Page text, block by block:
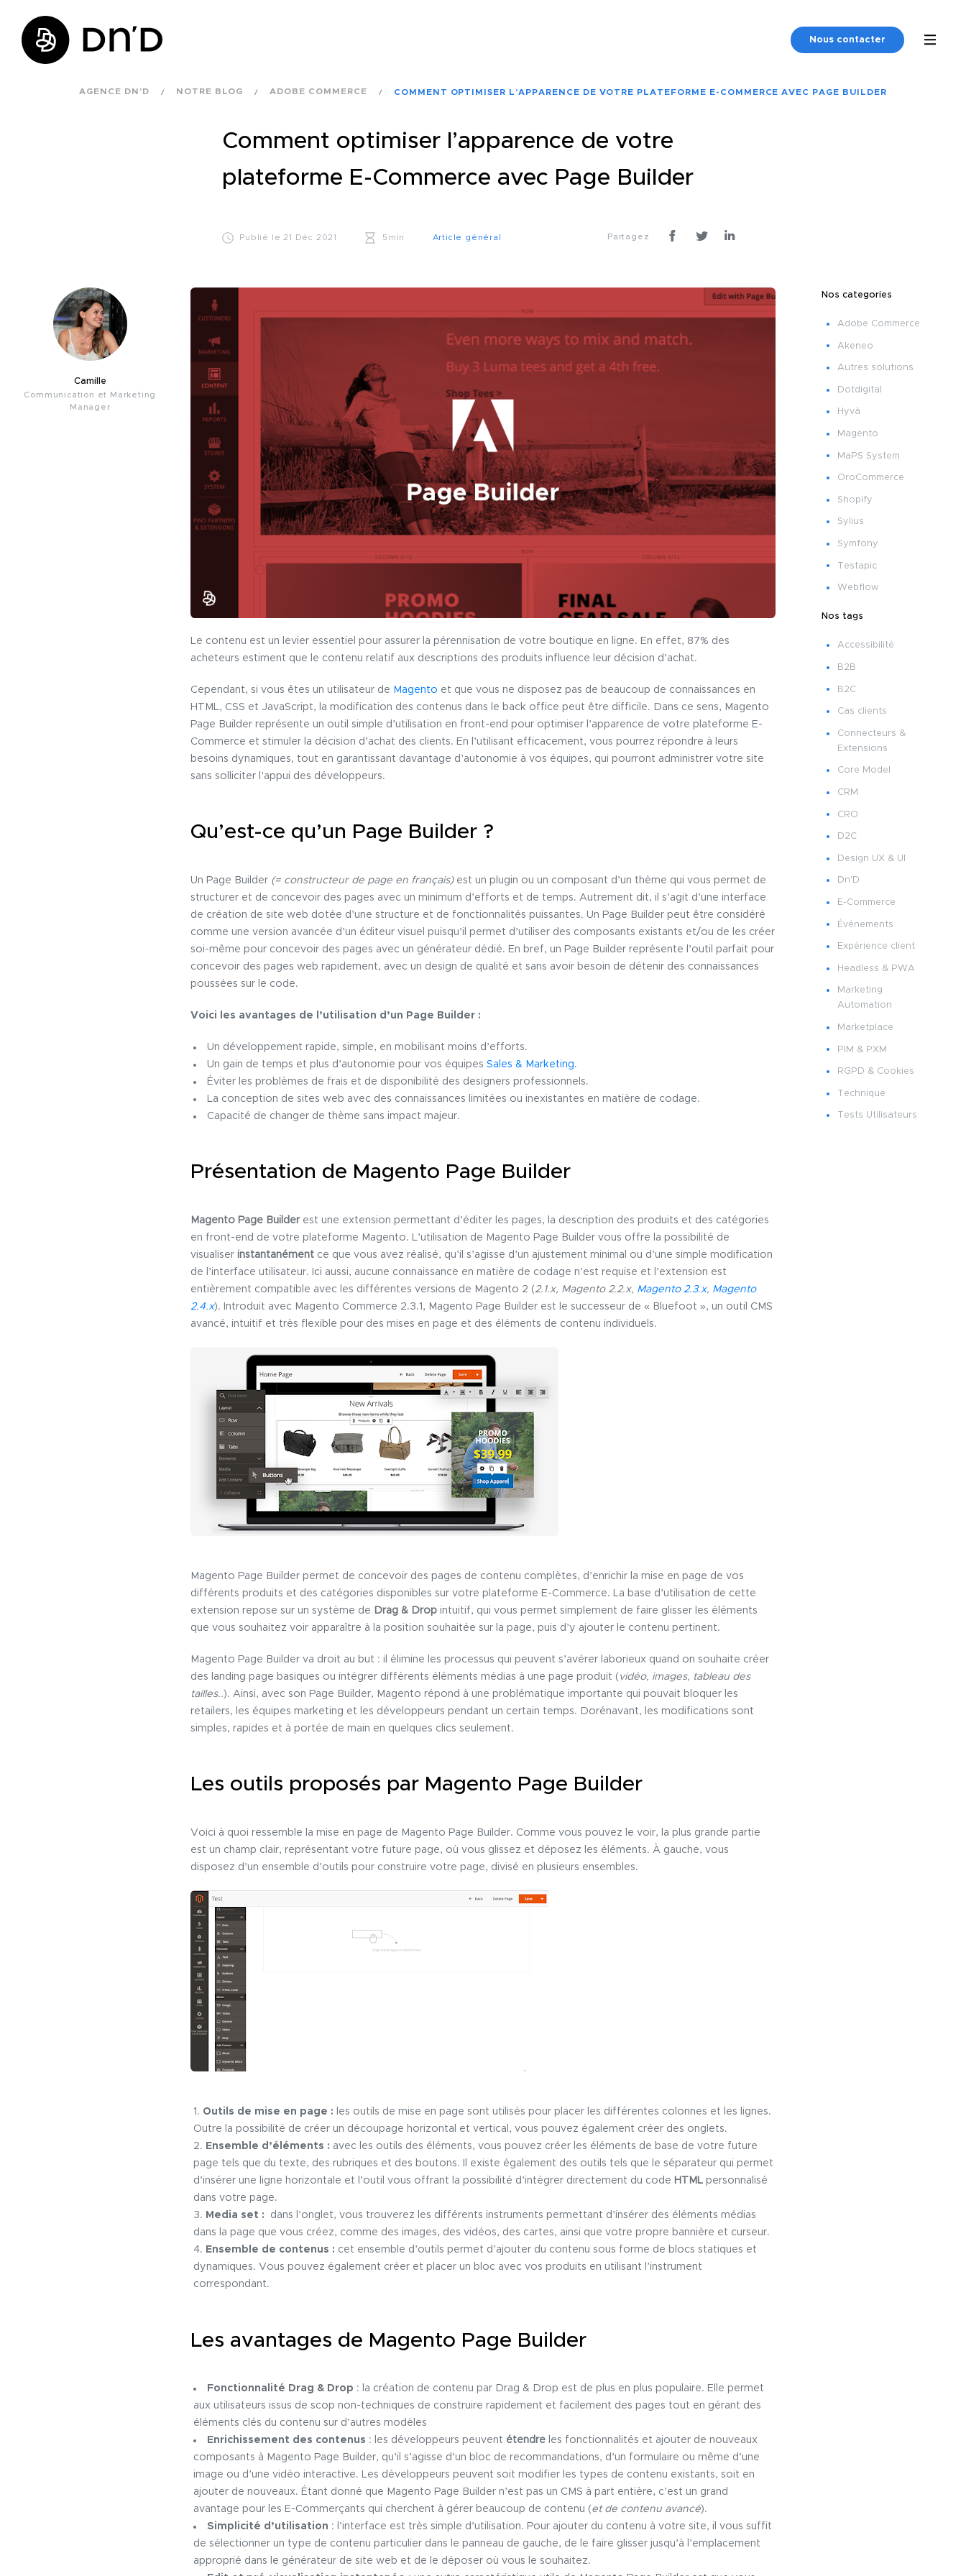
Nous contacter
AGENCE DN'D NOTRE BLOG ADOBE COMMERCE COMMENT OPTIMISER L’APPARENCE DE VOTRE PLATEFORME E-COMMERCE AVEC PAGE BUILDER
Comment optimiser l’apparence de votre
plateforme E-Commerce avec Page Builder
Publié le 21 Déc 2021 5min Article général Partagez
Camille
Communication et Marketing
Manager
Le contenu est un levier essentiel pour assurer la pérennisation de votre boutique en ligne. En effet, 87% des
acheteurs estiment que le contenu relatif aux descriptions des produits influence leur décision d’achat.
Cependant, si vous êtes un utilisateur de Magento et que vous ne disposez pas de beaucoup de connaissances en
HTML, CSS et JavaScript, la modification des contenus dans le back office peut être difficile. Dans ce sens, Magento
Page Builder représente un outil simple d’utilisation en front-end pour optimiser l’apparence de votre plateforme E-
Commerce et stimuler la décision d’achat des clients. En l’utilisant efficacement, vous pourrez répondre à leurs
besoins dynamiques, tout en garantissant davantage d’autonomie à vos équipes, qui pourront administrer votre site
sans solliciter l’appui des développeurs.
Qu’est-ce qu’un Page Builder ?
Un Page Builder(= constructeur de page en français)est un plugin ou un composant d’un thème qui vous permet de
structurer et de concevoir des pages avec un minimum d’efforts et de temps. Autrement dit, il s’agit d’une interface
de création de site web dotée d’une structure et de fonctionnalités puissantes. Un Page Builder peut être considéré
comme une version avancée d’un éditeur visuel puisqu’il permet d’utiliser des composants existants et/ou de les créer
soi-même pour concevoir des pages avec un générateur dédié. En bref, un Page Builder représente l’outil parfait pour
concevoir des pages web rapidement, avec un design de qualité et sans avoir besoin de détenir des connaissances
poussées sur le code.
Voici les avantages de l’utilisation d’un Page Builder :
Un développement rapide, simple, en mobilisant moins d’efforts.
Un gain de temps et plus d’autonomie pour vos équipesSales & Marketing.
Éviter les problèmes de frais et de disponibilité des designers professionnels.
La conception de sites web avec des connaissances limitées ou inexistantes en matière de codage.
Capacité de changer de thème sans impact majeur.
Présentation de Magento Page Builder
Magento Page Builderest une extension permettant d’éditer les pages, la description des produits et des catégories
en front-end de votre plateforme Magento. L’utilisation de Magento Page Builder vous offre la possibilité de
visualiser instantanémentce que vous avez réalisé, qu’il s’agisse d’un ajustement minimal ou d’une simple modification
de l’interface utilisateur. Ici aussi, aucune connaissance en matière de codage n’est requise et l’extension est
entièrement compatible avec les différentes versions de Magento 2 (2.1.x, Magento 2.2.x, Magento 2.3.x, Magento
2.4.x). Introduit avec Magento Commerce 2.3.1, Magento Page Builder est le successeur de « Bluefoot », un outil CMS
avancé, intuitif et très flexible pour des mises en page et des éléments de contenu individuels.
Magento Page Builder permet de concevoir des pages de contenu complètes, d’enrichir la mise en page de vos
différents produits et des catégories disponibles sur votre plateforme E-Commerce. La base d’utilisation de cette
extension repose sur un système de Drag & Dropintuitif, qui vous permet simplement de faire glisser les éléments
que vous souhaitez voir apparaître à la position souhaitée sur la page, puis d’y ajouter le contenu pertinent.
Magento Page Builder va droit au but : il élimine les processus qui peuvent s’avérer laborieux quand on souhaite créer
des landing page basiques ou intégrer différents éléments médias à une page produit ( vidéo, images, tableau des
tailles..). Ainsi, avec son Page Builder, Magento répond à une problématique importante qui pouvait bloquer les
retailers, les équipes marketing et les développeurs pendant un certain temps. Dorénavant, les modifications sont
simples, rapides et à portée de main en quelques clics seulement.
Les outils proposés par Magento Page Builder
Voici à quoi ressemble la mise en page de Magento Page Builder. Comme vous pouvez le voir, la plus grande partie
est un champ clair, représentant votre future page, où vous glissez et déposez les éléments. À gauche, vous
disposez d’un ensemble d’outils pour construire votre page, divisé en plusieurs ensembles.
Outils de mise en page : les outils de mise en page sont utilisés pour placer les différentes colonnes et les lignes.
Outre la possibilité de créer un découpage horizontal et vertical, vous pouvez également créer des onglets.
Ensemble d’éléments : avec les outils des éléments, vous pouvez créer les éléments de base de votre future
page tels que du texte, des rubriques et des boutons. Il existe également des outils tels que le séparateur qui permet
d’insérer une ligne horizontale et l’outil vous offrant la possibilité d’intégrer directement du code HTMLpersonnalisé
dans votre page.
Media set : dans l’onglet, vous trouverez les différents instruments permettant d’insérer des éléments médias
dans la page que vous créez, comme des images, des vidéos, des cartes, ainsi que votre propre bannière et curseur.
Ensemble de contenus : cet ensemble d’outils permet d’ajouter du contenu sous forme de blocs statiques et
dynamiques. Vous pouvez également créer et placer un bloc avec vos produits en utilisant l’instrument
correspondant.
Les avantages de Magento Page Builder
Fonctionnalité Drag & Drop : la création de contenu par Drag & Drop est de plus en plus populaire. Elle permet
aux utilisateurs issus de scop non-techniques de construire rapidement et facilement des pages tout en gérant des
éléments clés du contenu sur d’autres modèles
Enrichissement des contenus : les développeurs peuvent étendre les fonctionnalités et ajouter de nouveaux
composants à Magento Page Builder, qu’il s’agisse d’un bloc de recommandations, d’un formulaire ou même d’une
image ou d’une vidéo interactive. Les développeurs peuvent soit modifier les types de contenu existants, soit en
ajouter de nouveaux. Étant donné que Magento Page Builder n’est pas un CMS à part entière, c’est un grand
avantage pour les E-Commerçants qui cherchent à gérer beaucoup de contenu (et de contenu avancé).
Simplicité d’utilisation : l’interface est très simple d’utilisation. Pour ajouter du contenu à votre site, il vous suffit
de sélectionner un type de contenu particulier dans le panneau de gauche, de le faire glisser jusqu’à l’emplacement
approprié dans le générateur de site web et de le déposer où vous le souhaitez.
Nos categories
Adobe Commerce
Akeneo
Autres solutions
Dotdigital
Hyvä
Magento
MaPS System
OroCommerce
Shopify
Sylius
Symfony
Testapic
Webflow
Nos tags
Accessibilité
B2B
B2C
Cas clients
Connecteurs &
Extensions
Core Model
CRM
CRO
D2C
Design UX & UI
Dn'D
E-Commerce
Événements
Expérience client
Headless & PWA
Marketing
Automation
Marketplace
PIM & PXM
RGPD & Cookies
Technique
Tests Utilisateurs